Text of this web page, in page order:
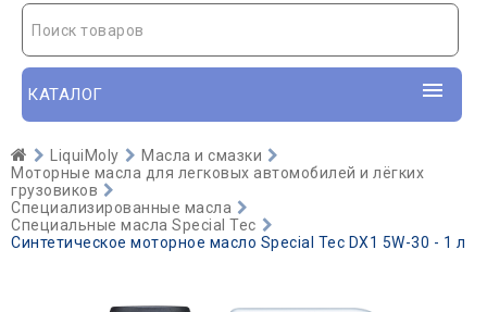
Поиск товаров
КАТАЛОГ
LiquiMoly
Масла и смазки
Моторные масла для легковых автомобилей и лёгких
грузовиков
Специализированные масла
Специальные масла Special Tec
Синтетическое моторное масло Special Tec DX1 5W-30 - 1 л